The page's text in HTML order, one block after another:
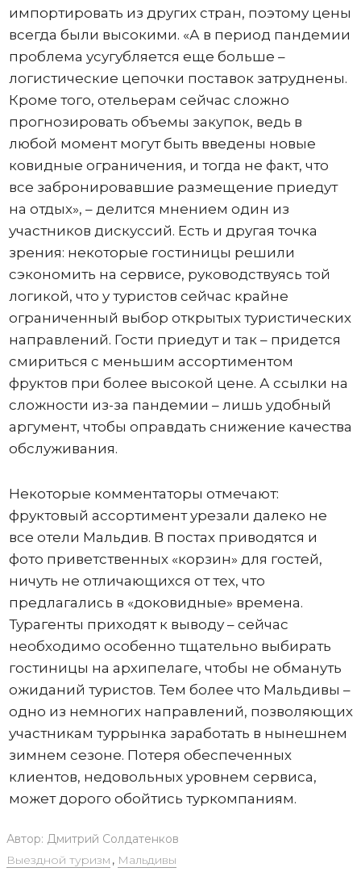
импортировать из других стран, поэтому цены
всегда были высокими. «А в период пандемии
проблема усугубляется еще больше –
логистические цепочки поставок затруднены.
Кроме того, отельерам сейчас сложно
прогнозировать объемы закупок, ведь в
любой момент могут быть введены новые
ковидные ограничения, и тогда не факт, что
все забронировавшие размещение приедут
на отдых», – делится мнением один из
участников дискуссий. Есть и другая точка
зрения: некоторые гостиницы решили
сэкономить на сервисе, руководствуясь той
логикой, что у туристов сейчас крайне
ограниченный выбор открытых туристических
направлений. Гости приедут и так – придется
смириться с меньшим ассортиментом
фруктов при более высокой цене. А ссылки на
сложности из-за пандемии – лишь удобный
аргумент, чтобы оправдать снижение качества
обслуживания.
Некоторые комментаторы отмечают:
фруктовый ассортимент урезали далеко не
все отели Мальдив. В постах приводятся и
фото приветственных «корзин» для гостей,
ничуть не отличающихся от тех, что
предлагались в «доковидные» времена.
Турагенты приходят к выводу – сейчас
необходимо особенно тщательно выбирать
гостиницы на архипелаге, чтобы не обмануть
ожиданий туристов. Тем более что Мальдивы –
одно из немногих направлений, позволяющих
участникам туррынка заработать в нынешнем
зимнем сезоне. Потеря обеспеченных
клиентов, недовольных уровнем сервиса,
может дорого обойтись туркомпаниям.
Автор: Дмитрий Солдатенков
Выездной туризм , Мальдивы